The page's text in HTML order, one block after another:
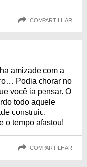
COMPARTILHAR
amizade com a
Podia chorar no
você ia pensar. O
todo aquele
construiu.
o tempo afastou!
COMPARTILHAR